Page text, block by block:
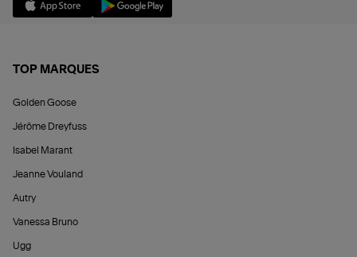
TOP MARQUES
Golden Goose
Jérôme Dreyfuss
Isabel Marant
Jeanne Vouland
Autry
Vanessa Bruno
Ugg